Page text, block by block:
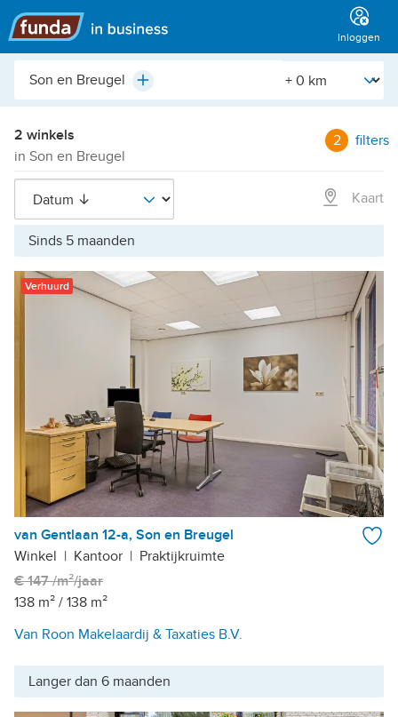
Hoofdmenu
Inloggen
Plaats,
etc.
Plus [Straal]
2 winkels
in Son en Breugel
2 filters
Kaart
Sinds 5 maanden
Verhuurd
van Gentlaan 12-a, Son en Breugel
Winkel | Kantoor | Praktijkruimte
€ 147 /m²/jaar
138 m² / 138 m²
Van Roon Makelaardij & Taxaties B.V.
Langer dan 6 maanden